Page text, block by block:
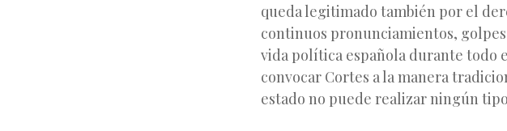
queda legitimado también por el
continuos pronunciamientos,
vida política española durante todo
convocar Cortes a la manera
estado no puede realizar ningún